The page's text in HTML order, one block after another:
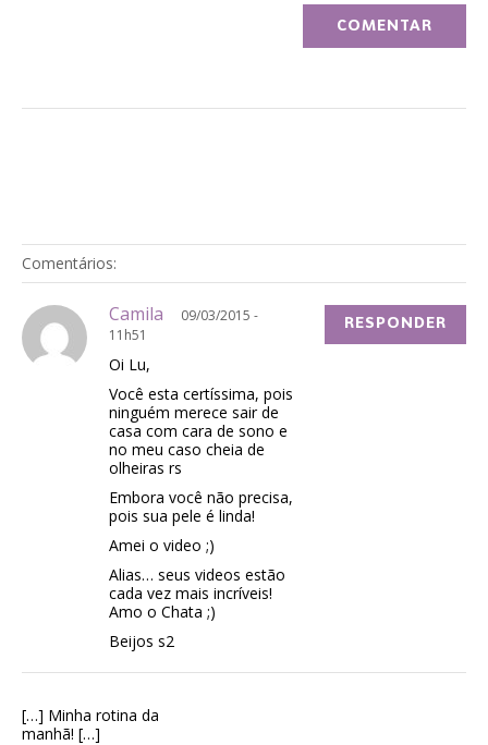
Comentários:
Camila
09/03/2015 -
11h51
Oi Lu,
Você esta certíssima, pois
ninguém merece sair de
casa com cara de sono e
no meu caso cheia de
olheiras rs
Embora você não precisa,
pois sua pele é linda!
Amei o video ;)
Alias… seus videos estão
cada vez mais incríveis!
Amo o Chata ;)
Beijos s2
RESPONDER
[…] Minha rotina da
manhã! […]